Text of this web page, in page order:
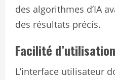
des algorithmes d’IA
des résultats précis.
Facilité d’utilisation
L’interface utilisateur